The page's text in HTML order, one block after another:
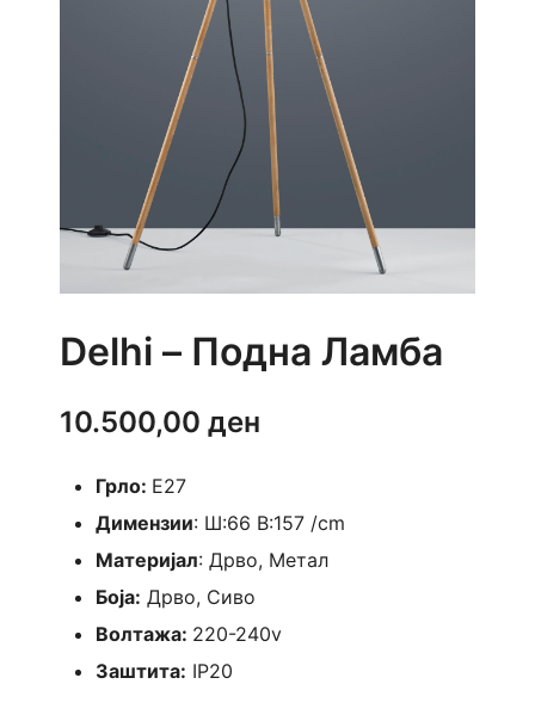
Delhi – Подна Ламба
10.500,00 ден
Грло: Е27
Димензии: Ш:66 В:157 /cm
Материјал: Дрво, Метал
Боја: Дрво, Сиво
Волтажа: 220-240v
Заштита: IP20